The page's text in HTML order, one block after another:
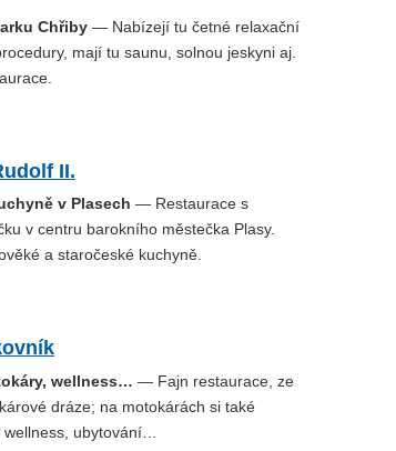
Chřiby — Nabízejí tu četné relaxační
mají tu saunu, solnou jeskyni aj.
II.
v Plasech — Restaurace s
v centru barokního městečka Plasy.
a staročeské kuchyně.
wellness… — Fajn restaurace, ze
dráze; na motokárách si také
ubytování…